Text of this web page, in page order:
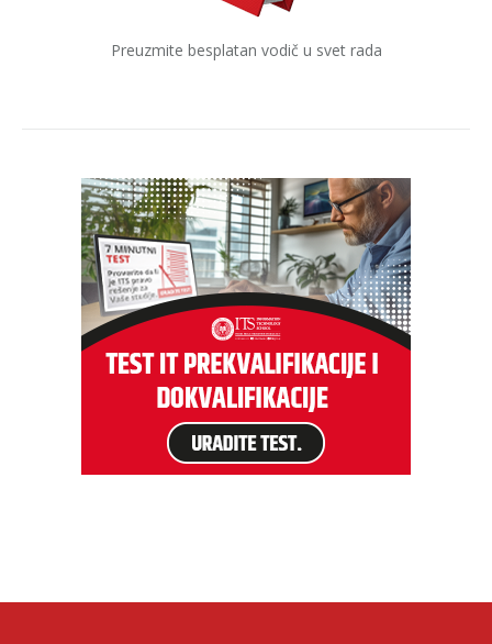
Preuzmite besplatan vodič u svet rada